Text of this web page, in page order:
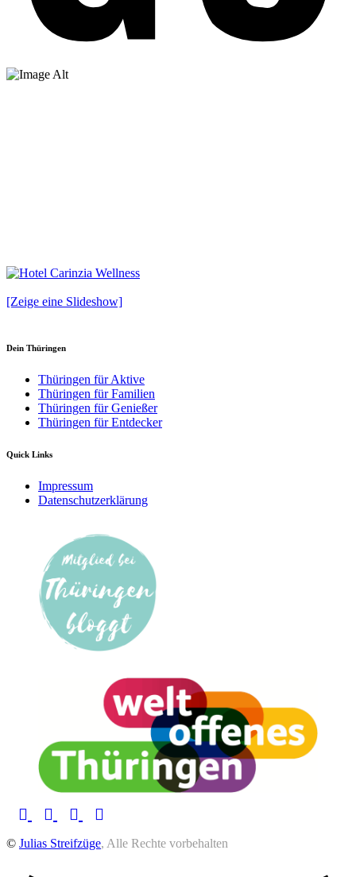
[Zeige eine Slideshow]
Dein Thüringen
Thüringen für Aktive
Thüringen für Familien
Thüringen für Genießer
Thüringen für Entdecker
Quick Links
Impressum
Datenschutzerklärung
© Julias Streifzüge, Alle Rechte vorbehalten